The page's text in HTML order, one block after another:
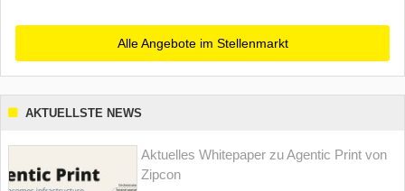
Alle Angebote im Stellenmarkt
AKTUELLSTE NEWS
Aktuelles Whitepaper zu Agentic Print von
Zipcon